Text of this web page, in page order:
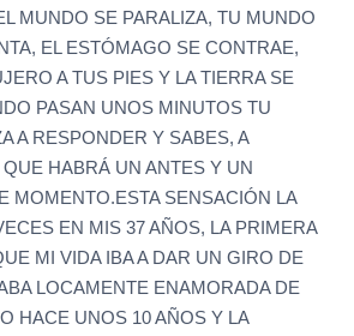
MUNDO SE PARALIZA, TU MUNDO
EL ESTÓMAGO SE CONTRAE,
A TUS PIES Y LA TIERRA SE
PASAN UNOS MINUTOS TU
A RESPONDER Y SABES, A
HABRÁ UN ANTES Y UN
MOMENTO.ESTA SENSACIÓN LA
EN MIS 37 AÑOS, LA PRIMERA
MI VIDA IBA A DAR UN GIRO DE
LOCAMENTE ENAMORADA DE
HACE UNOS 10 AÑOS Y LA